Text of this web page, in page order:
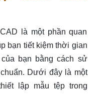
là một phần quan
bạn tiết kiệm thời gian
bạn bằng cách sử
Dưới đây là một
lập mẫu tệp trong